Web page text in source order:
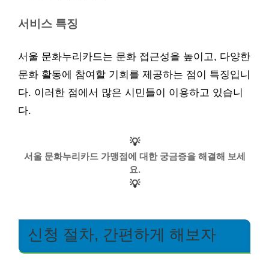
서비스 특징
서울 문화누리카드는 문화 접근성을 높이고, 다양한
문화 활동에 참여할 기회를 제공하는 점이 특징입니
다. 이러한 점에서 많은 시민들이 이용하고 있습니
다.
💡
서울 문화누리카드 가맹점에 대한 궁금증을 해결해 보세
요.
💡
신청 절차, 간편하게 해보자